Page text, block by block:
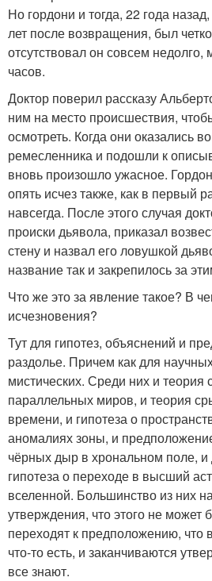
Но гордони и тогда, 22 года
лет после возвращения, был
отсутствовал он совсем недолго,
часов.
Доктор поверил рассказу
ним на место происшествия,
осмотреть. Когда они оказались
ремесленника и подошли к
вновь произошло ужасное.
опять исчез также, как в первый
навсегда. После этого случая
происки дьявола, приказал
стену и назвал его ловушкой
название так и закрепилось за
Что же это за явление такое? В
исчезновения?
Тут для гипотез, объяснений и
раздолье. Причем как для
мистических. Среди них и теория
параллельных миров, и теория
времени, и гипотеза о
аномалиях зоны, и
чёрных дыр в хрональном поле, и
гипотеза о переходе в высший
вселенной. Большинство из них
утверждения, что этого не может
переходят к предположению, что
что-то есть, и заканчиваются
все знают.